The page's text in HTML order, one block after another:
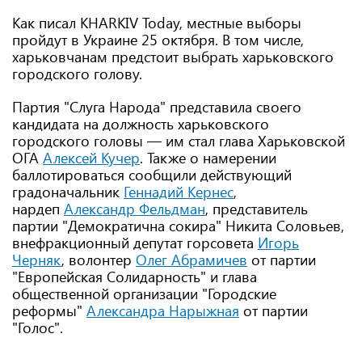
Как писал KHARKIV Today, местные выборы
пройдут в Украине 25 октября. В том числе,
харьковчанам предстоит выбрать харьковского
городского голову.
Партия "Слуга Народа" представила своего
кандидата на должность харьковского
городского головы — им стал глава Харьковской
ОГА Алексей Кучер. Также о намерении
баллотироваться сообщили действующий
градоначальник Геннадий Кернес,
нардеп Александр Фельдман, представитель
партии "Демократична сокира" Никита Соловьев,
внефракционный депутат горсовета Игорь
Черняк, волонтер Олег Абрамичев от партии
"Европейская Солидарность" и глава
общественной организации "Городские
реформы" Александра Нарыжная от партии
"Голос".